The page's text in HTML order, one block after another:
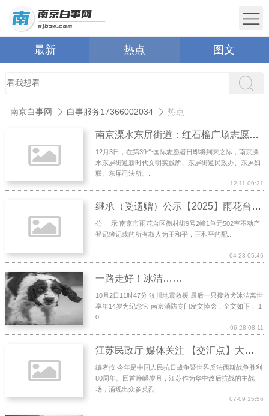
最新 热点 图文
南京白事网 白事服务17366002034 热点
南京溧水东屏街道：红石榴广场志愿微光点燃社区精彩
12月3日，在第39个国际志愿者日即将到来之际，南京溧
水东屏街道新时代文明实践所、东屏街道民政办、东屏妇
联、东屏司法所、...
12-11 09:21
继承（受遗赠）公示【2025】雨花台区33号
公 示 南京市雨花台区衡村街9号2幢1单元502室不动产
登记簿记载的所有权人为王和平，王和平的配...
04-23 05:46
一路走好！冰洁……
10月2日11时47分 汶川地震救援 最后一只搜救犬冰洁离世
享年14岁为纪念它 南京消防专门发文悼念：全文如下： 1
0...
06-28 08:11
江苏民政厅 媒体关注 【交汇点】大地英名①｜南京江宁“思陶亭”“家齐路”藏着怎样的英烈故事
编者按 今年是中国人民抗日战争暨世界反法西斯战争胜利
80周年。回首峥嵘岁月，江苏作为华中敌后抗战的主战
场，涌现出众多英烈...
07-09 15:56